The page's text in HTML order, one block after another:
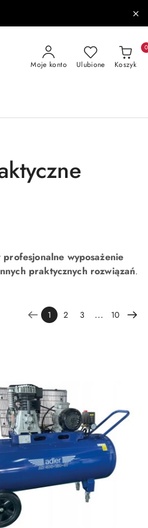
Moje konto Ulubione Koszyk
0
profesjonalne wyposażenie
praktycznych rozwiązań.
1 2 3 ... 10